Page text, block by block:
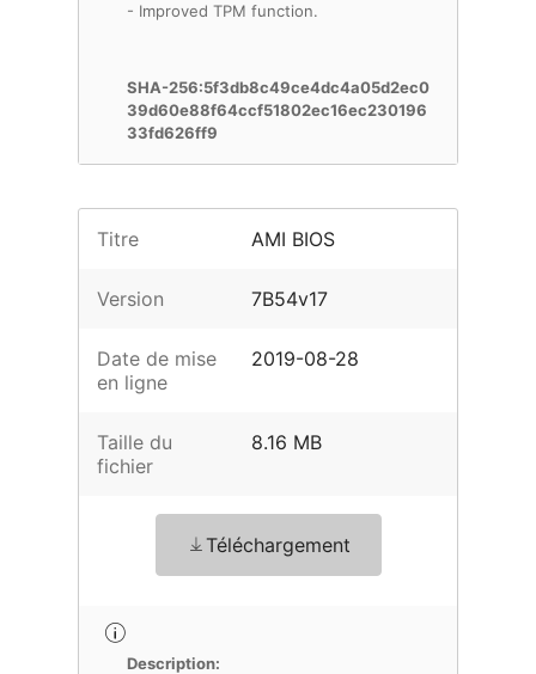
- Improved TPM function.
SHA-256:5f3db8c49ce4dc4a05d2ec0
39d60e88f64ccf51802ec16ec230196
33fd626ff9
Titre AMI BIOS
Version 7B54v17
Date de mise
en ligne
2019-08-28
Taille du
fichier
8.16 MB
Téléchargement
Description: